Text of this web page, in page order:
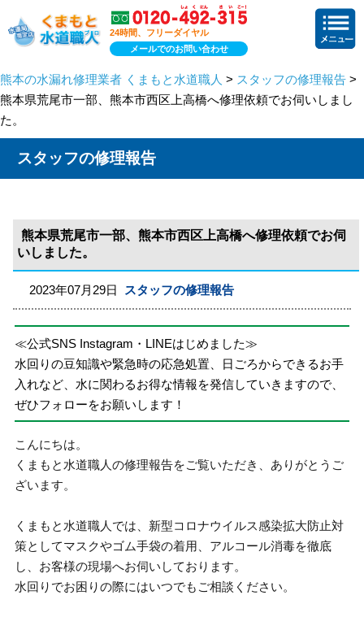
24時間、フリーダイヤル
メールでのお問い合わせ
熊本の水漏れ修理業者 くまもと水道職人 > スタッフの修理報告 >
熊本県荒尾市一部、熊本市西区上高橋へ修理依頼でお伺いしまし
た。
スタッフの修理報告
熊本県荒尾市一部、熊本市西区上高橋へ修理依頼でお伺
いしました。
2023年07月29日 スタッフの修理報告
≪公式SNS Instagram・LINEはじめました≫
水回りの豆知識や緊急時の応急処置、日ごろからできるお手
入れなど、水に関わるお得な情報を発信していきますので、
ぜひフォローをお願いします！
こんにちは。
くまもと水道職人の修理報告をご覧いただき、ありがとうご
ざいます。
くまもと水道職人では、新型コロナウイルス感染拡大防止対
策としてマスクやゴム手袋の着用、アルコール消毒を徹底
し、お客様の現場へお伺いしております。
水回りでお困りの際にはいつでもご相談ください。